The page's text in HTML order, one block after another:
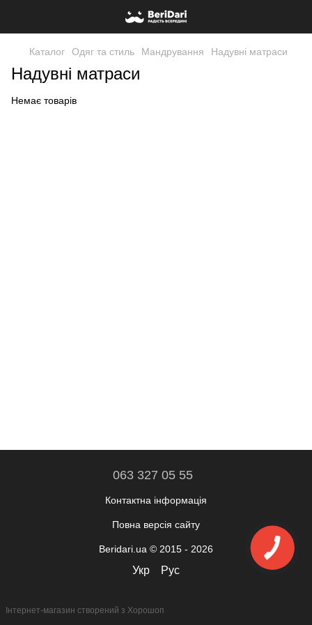
Каталог Одяг та стиль Мандрування Надувні матраси
Надувні матраси
Немає товарів
063 327 05 55
Контактна інформація
Повна версія сайту
Beridari.ua © 2015 - 2026
Укр Рус
Інтернет-магазин створений з Хорошоп